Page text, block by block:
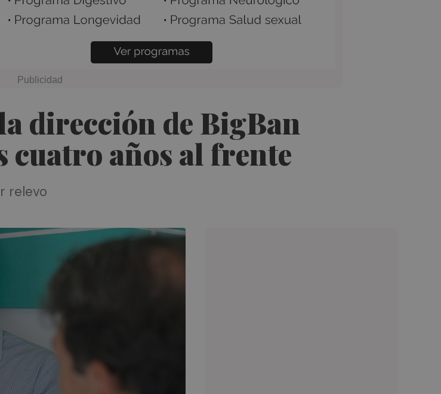
dirección de BigBan
cuatro años al frente
relevo